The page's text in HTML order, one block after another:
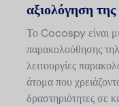
αξιολόγηση
Το Cocospy είναι
παρακολούθησης
λειτουργίες
άτομα που
δραστηριότητες σε